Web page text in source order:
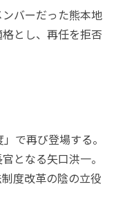
バーだった熊本地
とし、再任を拒否
で再び登場する。
となる矢口洪一。
度改革の陰の立役